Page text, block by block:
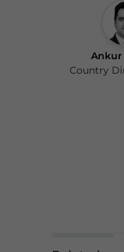
Ankur
Country